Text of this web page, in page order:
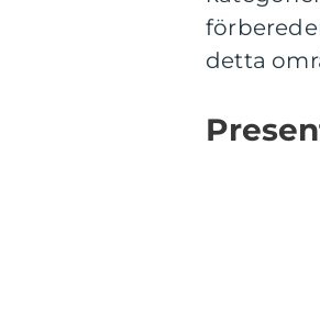
detta